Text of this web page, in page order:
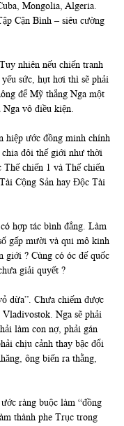
Mongolia, Algeria.
Cận Bình – siêu cường
nhiên nếu chiến tranh
sức, hụt hơi thì sẽ phải
để Mỹ thắng Nga một
Nga vô điều kiện.
hiệp ước đồng minh chính
chia đôi thế giới như thời
chiến 1 và Thế chiến
Cộng Sản hay Độc Tài
hợp tác bình đẳng. Làm
gấp mười và qui mô kinh
giới ? Cùng có óc đế quốc
giải quyết ?
dừa”. Chưa chiếm được
Nga sẽ phải
làm con nợ, phải gán
chịu cảnh thay bậc đổi
ông biến ra thằng,
ràng buộc làm “đồng
thành phe Trục trong